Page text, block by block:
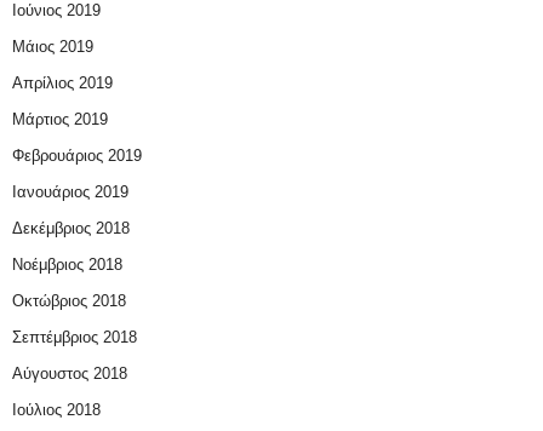
Ιούνιος 2019
Μάιος 2019
Απρίλιος 2019
Μάρτιος 2019
Φεβρουάριος 2019
Ιανουάριος 2019
Δεκέμβριος 2018
Νοέμβριος 2018
Οκτώβριος 2018
Σεπτέμβριος 2018
Αύγουστος 2018
Ιούλιος 2018